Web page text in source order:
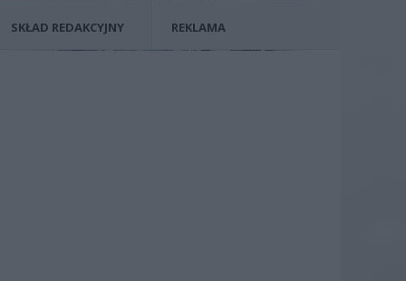
SKŁAD REDAKCYJNY REKLAMA